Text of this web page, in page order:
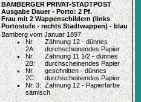
BAMBERGER PRIVAT-STADTPOST
Ausgabe Dauer - Porto: 2 Pf.
Frau mit 2 Wappenschildern (links
Portostufe - rechts Stadtwappen) - blau
Bamberg vom Januar 1897
Nr.
2A:
Zähnung 12 - dünnes
durchscheinendes Papier
Nr.
2B:
Zähnung 11 1/2 - dünnes
durchscheinendes Papier
Nr.
2C:
geschnitten - dünnes
durchscheinendes Papier
Nr. 3: Zähnung 12 - Papierfarbe
sämisch